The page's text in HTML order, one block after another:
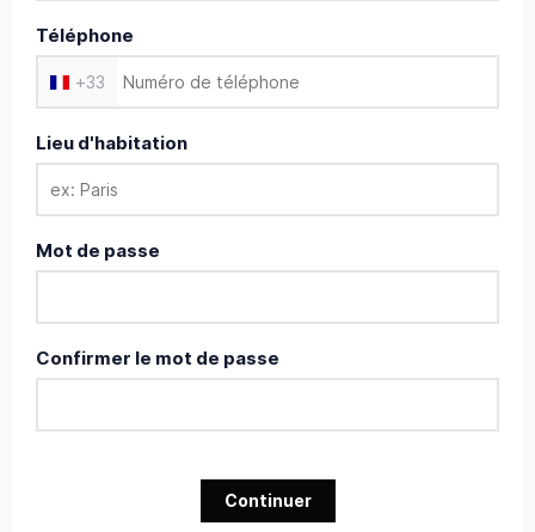
Téléphone
+33
Lieu d'habitation
Mot de passe
Confirmer le mot de passe
Continuer